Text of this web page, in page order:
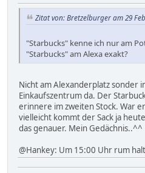
Zitat von: Bretzelburger am 29
"Starbucks" kenne ich nur am
"Starbucks" am Alexa exakt?
Nicht am Alexanderplatz sonder
Einkaufszentrum da. Der
erinnere im zweiten Stock. War
vielleicht kommt der Sack ja
das genauer. Mein Gedächnis..^^
@Hankey: Um 15:00 Uhr rum